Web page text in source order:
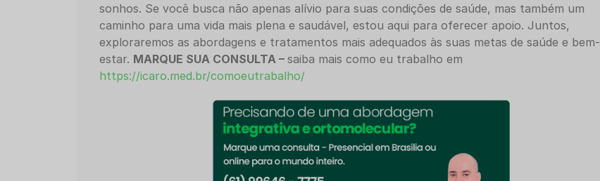
sonhos. Se você busca não apenas alívio para suas condições de saúde, mas também um
caminho para uma vida mais plena e saudável, estou aqui para oferecer apoio. Juntos,
exploraremos as abordagens e tratamentos mais adequados às suas metas de saúde e bem-
estar. MARQUE SUA CONSULTA –saiba mais como eu trabalho em
https://icaro.med.br/comoeutrabalho/